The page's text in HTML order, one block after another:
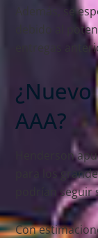
Además, se
debido al
entregas
AAA?
Henderson
para los
podrían seguir
Con